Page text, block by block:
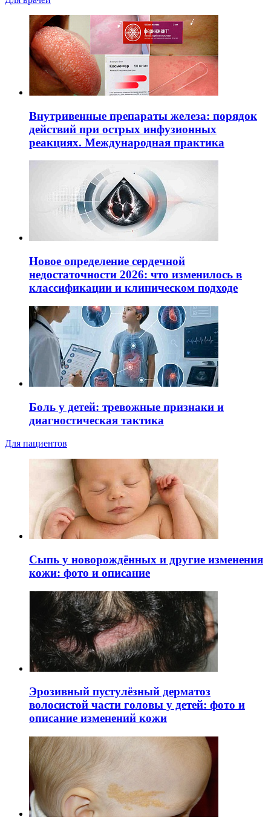
Внутривенные препараты железа: порядок
действий при острых инфузионных
реакциях. Международная практика
Новое определение сердечной
недостаточности 2026: что изменилось в
классификации и клиническом подходе
Боль у детей: тревожные признаки и
диагностическая тактика
Для пациентов
Сыпь у новорождённых и другие изменения
кожи: фото и описание
Эрозивный пустулёзный дерматоз
волосистой части головы у детей: фото и
описание изменений кожи